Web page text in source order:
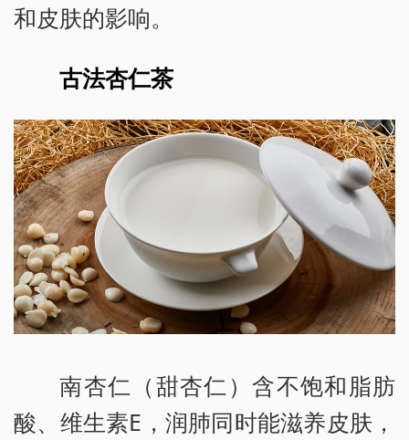
和皮肤的影响。
古法杏仁茶
南杏仁（甜杏仁）含不饱和脂肪
酸、维生素E，润肺同时能滋养皮肤，